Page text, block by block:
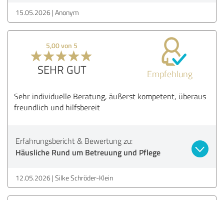
15.05.2026 Anonym
5,00 von 5
SEHR GUT Empfehlung
Sehr individuelle Beratung, äußerst kompetent, überaus
freundlich und hilfsbereit
Erfahrungsbericht & Bewertung zu:
Häusliche Rund um Betreuung und Pflege
12.05.2026 Silke Schröder-Klein